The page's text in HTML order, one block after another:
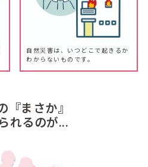
自然災害は、いつどこで起きるか
わからないものです。
『まさか』
れるのが...